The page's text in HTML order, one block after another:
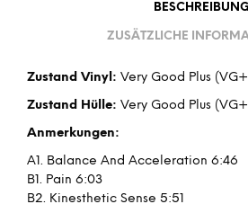
BESCHREIBUNG
ZUSÄTZLICHE
Zustand Vinyl: Very Good Plus
Zustand Hülle: Very Good Plus
Anmerkungen:
A1. Balance And Acceleration 6:46
B1. Pain 6:03
B2. Kinesthetic Sense 5:51